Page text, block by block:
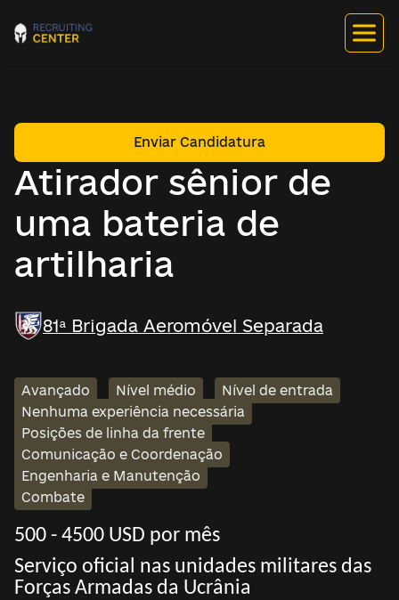
Atirador sênior de
uma bateria de
artilharia
Enviar Candidatura
81ª Brigada Aeromóvel Separada
Avançado Nível médio
Nível de entrada
Nenhuma experiência necessária
Posições de linha da frente
Comunicação e Coordenação
Engenharia e Manutenção
Combate
500 - 4500 USD por mês
Serviço oficial nas unidades militares das
Forças Armadas da Ucrânia